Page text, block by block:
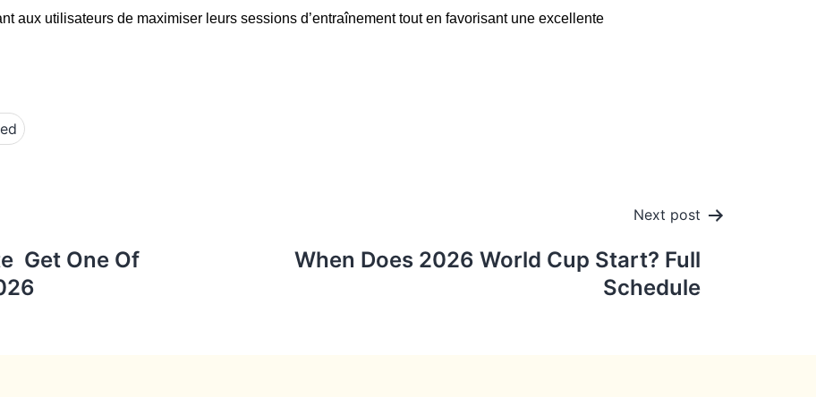
aux utilisateurs de maximiser leurs sessions d’entraînement tout en favorisant une excellente
Get One Of
Next post
When Does 2026 World Cup Start? Full
Schedule